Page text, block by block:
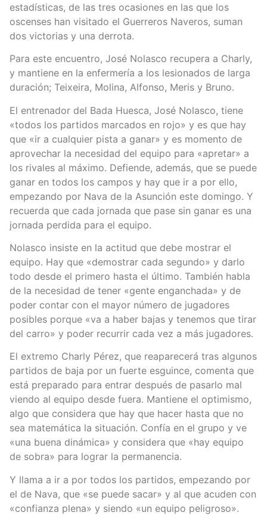
estadísticas, de las tres ocasiones en las que los
oscenses han visitado el Guerreros Naveros, suman
dos victorias y una derrota.
Para este encuentro, José Nolasco recupera a Charly,
y mantiene en la enfermería a los lesionados de larga
duración; Teixeira, Molina, Alfonso, Meris y Bruno.
El entrenador del Bada Huesca, José Nolasco, tiene
«todos los partidos marcados en rojo» y es que hay
que «ir a cualquier pista a ganar» y es momento de
aprovechar la necesidad del equipo para «apretar» a
los rivales al máximo. Defiende, además, que se puede
ganar en todos los campos y hay que ir a por ello,
empezando por Nava de la Asunción este domingo. Y
recuerda que cada jornada que pase sin ganar es una
jornada perdida para el equipo.
Nolasco insiste en la actitud que debe mostrar el
equipo. Hay que «demostrar cada segundo» y darlo
todo desde el primero hasta el último. También habla
de la necesidad de tener «gente enganchada» y de
poder contar con el mayor número de jugadores
posibles porque «va a haber bajas y tenemos que tirar
del carro» y poder recurrir cada vez a más jugadores.
El extremo Charly Pérez, que reaparecerá tras algunos
partidos de baja por un fuerte esguince, comenta que
está preparado para entrar después de pasarlo mal
viendo al equipo desde fuera. Mantiene el optimismo,
algo que considera que hay que hacer hasta que no
sea matemática la situación. Confía en el grupo y ve
«una buena dinámica» y considera que «hay equipo
de sobra» para lograr la permanencia.
Y llama a ir a por todos los partidos, empezando por
el de Nava, que «se puede sacar» y al que acuden con
«confianza plena» y siendo «un equipo peligroso».